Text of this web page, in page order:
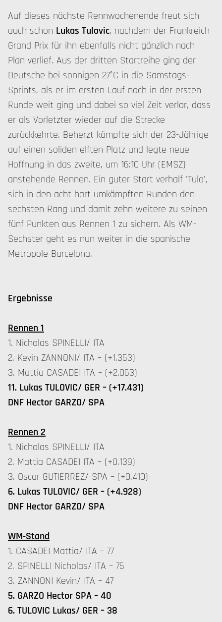
Auf dieses nächste Rennwochenende freut sich
auch schon Lukas Tulovic, nachdem der Frankreich
Grand Prix für ihn ebenfalls nicht gänzlich nach
Plan verlief. Aus der dritten Startreihe ging der
Deutsche bei sonnigen 27°C in die Samstags-
Sprints, als er im ersten Lauf noch in der ersten
Runde weit ging und dabei so viel Zeit verlor, dass
er als Vorletzter wieder auf die Strecke
zurückkehrte. Beherzt kämpfte sich der 23-Jährige
auf einen soliden elften Platz und legte neue
Hoffnung in das zweite, um 16:10 Uhr (EMSZ)
anstehende Rennen. Ein guter Start verhalf 'Tulo',
sich in den acht hart umkämpften Runden den
sechsten Rang und damit zehn weitere zu seinen
fünf Punkten aus Rennen 1 zu sichern. Als WM-
Sechster geht es nun weiter in die spanische
Metropole Barcelona.
Ergebnisse
Rennen 1
1. Nicholas SPINELLI/ ITA
2. Kevin ZANNONI/ ITA – (+1.353)
3. Mattia CASADEI ITA – (+2.063)
11. Lukas TULOVIC/ GER – (+17.431)
DNF Hector GARZO/ SPA
Rennen 2
1. Nicholas SPINELLI/ ITA
2. Mattia CASADEI ITA – (+0.139)
3. Oscar GUTIERREZ/ SPA – (+0.410)
6. Lukas TULOVIC/ GER – (+4.928)
DNF Hector GARZO/ SPA
WM-Stand
1. CASADEI Mattia/ ITA – 77
2. SPINELLI Nicholas/ ITA – 75
3. ZANNONI Kevin/ ITA – 47
5. GARZO Hector SPA – 40
6. TULOVIC Lukas/ GER – 38